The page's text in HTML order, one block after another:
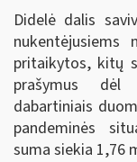
Didelė dalis
nukentėjusiems
pritaikytos, kitų
prašymus dėl
dabartiniais
pandeminės
suma siekia 1,76